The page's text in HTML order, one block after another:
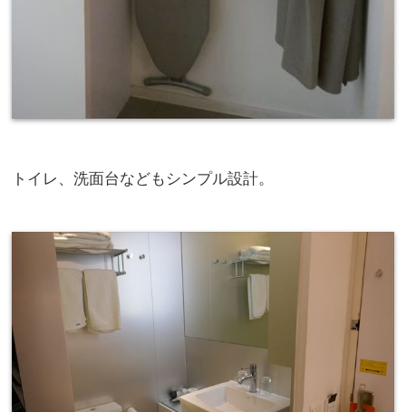
トイレ、洗面台などもシンプル設計。